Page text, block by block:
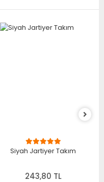
Siyah Jartiyer Takım
243,80 TL